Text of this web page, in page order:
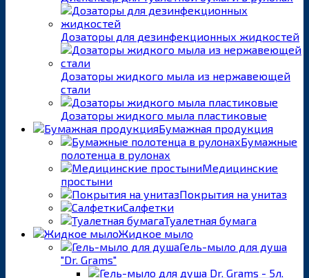
Дозаторы для дезинфекционных жидкостей
Дозаторы жидкого мыла из нержавеющей
стали
Дозаторы жидкого мыла пластиковые
Бумажная продукция
Бумажные
полотенца в рулонах
Медицинские
простыни
Покрытия на унитаз
Салфетки
Туалетная бумага
Жидкое мыло
Гель-мыло для душа
"Dr. Grams"